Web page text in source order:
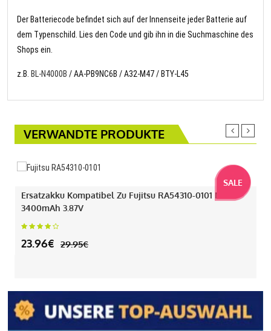
Der Batteriecode befindet sich auf der Innenseite jeder Batterie auf
dem Typenschild. Lies den Code und gib ihn in die Suchmaschine des
Shops ein.
z.B. BL-N4000B / AA-PB9NC6B / A32-M47 / BTY-L45
VERWANDTE PRODUKTE
SALE
Ersatzakku Kompatibel Zu Fujitsu RA54310-0101 Mit
3400mAh 3.87V
23.96€ 29.95€